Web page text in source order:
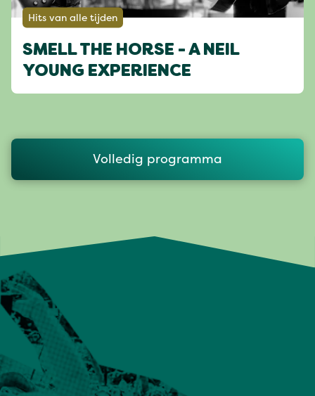
Hits van alle tijden
SMELL THE HORSE - A NEIL
YOUNG EXPERIENCE
Volledig programma